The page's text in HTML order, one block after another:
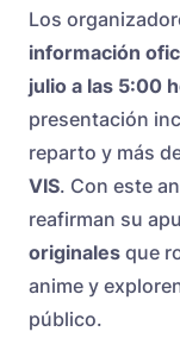
Los
información
julio a las 5:00
presentación
reparto y más
VIS. Con este
reafirman su
originales que
anime y
público.